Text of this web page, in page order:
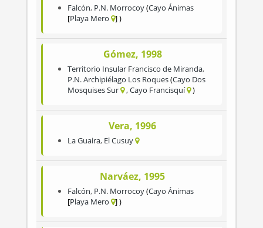
Falcón, P.N. Morrocoy Cayo Ánimas
Playa Mero
Gómez, 1998
Territorio Insular Francisco de Miranda,
P.N. Archipiélago Los Roques Cayo Dos
Mosquises Sur
Cayo Francisquí
Vera, 1996
La Guaira, El Cusuy
Narváez, 1995
Falcón, P.N. Morrocoy Cayo Ánimas
Playa Mero